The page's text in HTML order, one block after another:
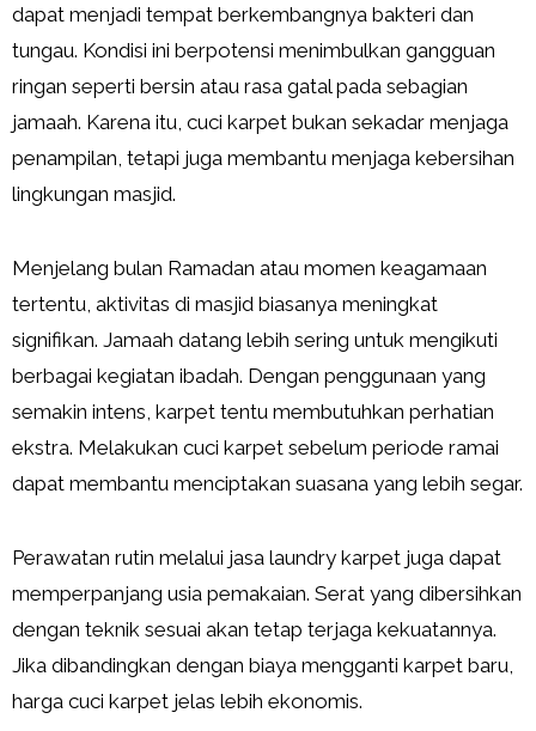
dapat menjadi tempat berkembangnya bakteri dan
tungau. Kondisi ini berpotensi menimbulkan gangguan
ringan seperti bersin atau rasa gatal pada sebagian
jamaah. Karena itu, cuci karpet bukan sekadar menjaga
penampilan, tetapi juga membantu menjaga kebersihan
lingkungan masjid.
Menjelang bulan Ramadan atau momen keagamaan
tertentu, aktivitas di masjid biasanya meningkat
signifikan. Jamaah datang lebih sering untuk mengikuti
berbagai kegiatan ibadah. Dengan penggunaan yang
semakin intens, karpet tentu membutuhkan perhatian
ekstra. Melakukan cuci karpet sebelum periode ramai
dapat membantu menciptakan suasana yang lebih segar.
Perawatan rutin melalui jasa laundry karpet juga dapat
memperpanjang usia pemakaian. Serat yang dibersihkan
dengan teknik sesuai akan tetap terjaga kekuatannya.
Jika dibandingkan dengan biaya mengganti karpet baru,
harga cuci karpet jelas lebih ekonomis.